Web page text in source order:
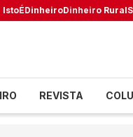
IstoÉDinheiroDinheiro Rural
REVISTA